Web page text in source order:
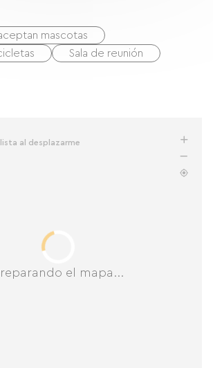
mascotas
Sala de reunión
el mapa...
al desplazarme